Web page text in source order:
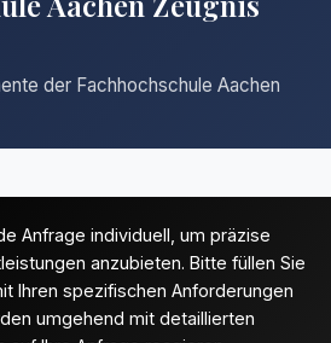
der Fachhochschule Aachen
Anfrage individuell, um präzise
anzubieten. Bitte füllen Sie
Ihren spezifischen Anforderungen
umgehend mit detaillierten